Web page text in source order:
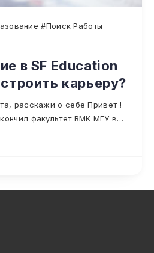
#Поиск Работы
в SF Education
карьеру?
расскажи о себе Привет !
факультет ВМК МГУ в…